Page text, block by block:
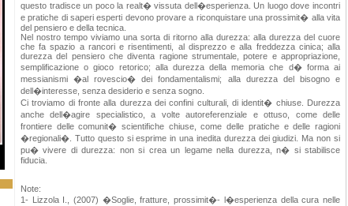
questo tradisce un poco la realt� vissuta dell�esperienza. Un luogo dove incontri
e pratiche di saperi esperti devono provare a riconquistare una prossimit� alla vita
del pensiero e della tecnica.
Nel nostro tempo viviamo una sorta di ritorno alla durezza: alla durezza del cuore
che fa spazio a rancori e risentimenti, al disprezzo e alla freddezza cinica; alla
durezza del pensiero che diventa ragione strumentale, potere e appropriazione,
semplificazione o gioco retorico; alla durezza della memoria che d� forma ai
messianismi �al rovescio� dei fondamentalismi; alla durezza del bisogno e
dell�interesse, senza desiderio e senza sogno.
Ci troviamo di fronte alla durezza dei confini culturali, di identit� chiuse. Durezza
anche dell�agire specialistico, a volte autoreferenziale e ottuso, come delle
frontiere delle comunit� scientifiche chiuse, come delle pratiche e delle ragioni
�regionali�. Tutto questo si esprime in una inedita durezza dei giudizi. Ma non si
pu� vivere di durezza: non si crea un legame nella durezza, n� si stabilisce
fiducia.
Note:
1- Lizzola I., (2007) �Soglie, fratture, prossimit�- l�esperienza della cura nelle